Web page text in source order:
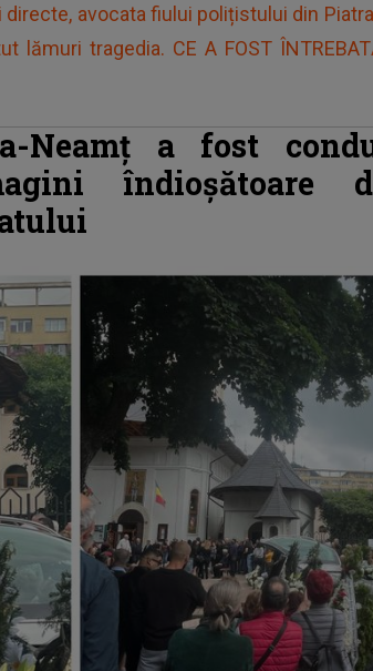
avocata fiului polițistului din
lămuri tragedia. CE A FOST
Neamț a fost
îndioșătoare